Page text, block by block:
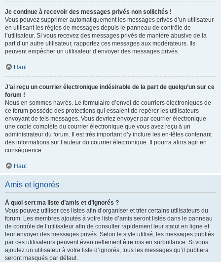
Je continue à recevoir des messages privés non sollicités !
Vous pouvez supprimer automatiquement les messages privés d’un utilisateur
en utilisant les règles de messages depuis le panneau de contrôle de
l’utilisateur. Si vous recevez des messages privés de manière abusive de la
part d’un autre utilisateur, rapportez ces messages aux modérateurs. Ils
peuvent empêcher un utilisateur d’envoyer des messages privés.
Haut
J’ai reçu un courrier électronique indésirable de la part de quelqu’un sur ce
forum !
Nous en sommes navrés. Le formulaire d’envoi de courriers électroniques de
ce forum possède des protections qui essaient de repérer les utilisateurs
envoyant de tels messages. Vous devriez envoyer par courrier électronique
une copie complète du courrier électronique que vous avez reçu à un
administrateur du forum. Il est très important d’y inclure les en-têtes contenant
des informations sur l’auteur du courrier électronique. Il pourra alors agir en
conséquence.
Haut
Amis et ignorés
À quoi sert ma liste d’amis et d’ignorés ?
Vous pouvez utiliser ces listes afin d’organiser et trier certains utilisateurs du
forum. Les membres ajoutés à votre liste d’amis seront listés dans le panneau
de contrôle de l’utilisateur afin de consulter rapidement leur statut en ligne et
leur envoyer des messages privés. Selon le style utilisé, les messages publiés
par ces utilisateurs peuvent éventuellement être mis en surbrillance. Si vous
ajoutez un utilisateur à votre liste d’ignorés, tous les messages qu’il publiera
seront masqués par défaut.